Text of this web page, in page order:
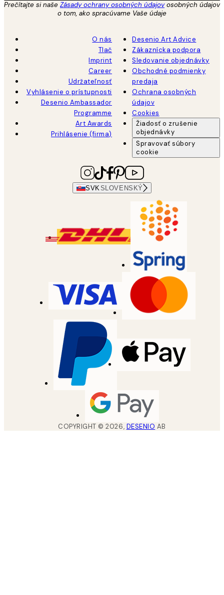
Prečítajte si naše Zásady ochrany osobných údajovosobných údajov
o tom, ako spracúvame Vaše údaje
O nás
Tlač
Imprint
Career
Udržateľnosť
Vyhlásenie o prístupnosti
Desenio Ambassador
Programme
Art Awards
Prihlásenie (firma)
Desenio Art Advice
Zákaznícka podpora
Sledovanie objednávky
Obchodné podmienky
predaja
Ochrana osobných
údajov
Cookies
Žiadosť o zrušenie
objednávky
Spravovať súbory
cookie
SVK SLOVENSKÝ
COPYRIGHT ©2026, DESENIO AB